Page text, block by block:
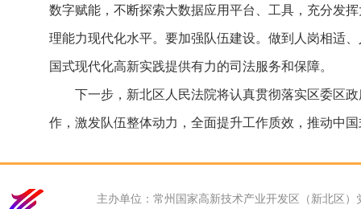
数字赋能，不断探索大数据应用平台、工具，充分发
理能力现代化水平。 要加强队伍建设。做到人岗相适
国式现代化高新实践提供有力的司法服务和保障。
下一步，新北区人民法院将认真贯彻落实区委区
作，激发队伍整体动力，全面提升工作质效，推动中
主办单位：常州国家高新技术产业开发区（新北区）